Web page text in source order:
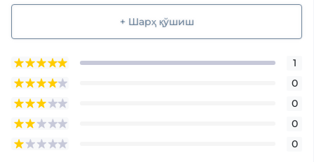
+ Шарҳ қўшиш
1
0
0
0
0